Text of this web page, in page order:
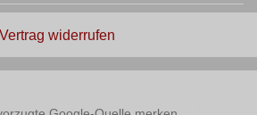
Vertrag widerrufen